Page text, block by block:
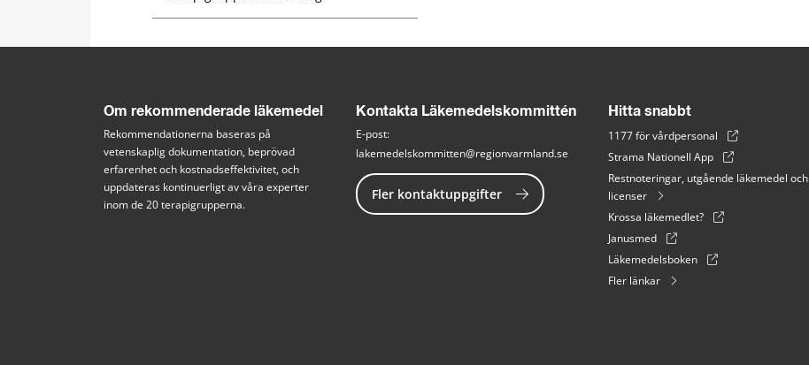
Om rekommenderade läkemedel
Rekommendationerna baseras på
vetenskaplig dokumentation, beprövad
erfarenhet och kostnadseffektivitet, och
uppdateras kontinuerligt av våra experter
inom de 20 terapigrupperna.
Kontakta Läkemedelskommittén
E-post:
lakemedelskommitten@regionvarmland.se
Fler kontaktuppgifter
Hitta snabbt
1177 för vårdpersonal
Strama Nationell App
Restnoteringar, utgående läkemedel och
licenser
Krossa läkemedlet?
Janusmed
Läkemedelsboken
Fler länkar